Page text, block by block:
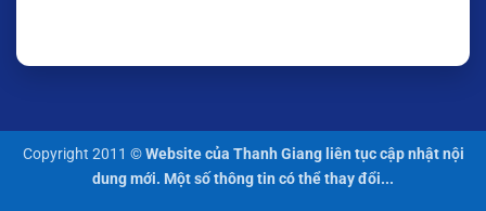
Copyright 2011 ©Website của Thanh Giang liên tục cập nhật nội
dung mới. Một số thông tin có thể thay đổi...